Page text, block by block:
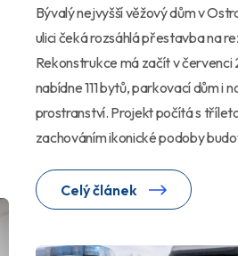
Bývalý nejvyšší věžový dům v
ulici čeká rozsáhlá přestavba na
Rekonstrukce má začít v
nabídne 111 bytů, parkovací dům i
prostranství. Projekt počítá s
zachováním ikonické podoby
Celý článek